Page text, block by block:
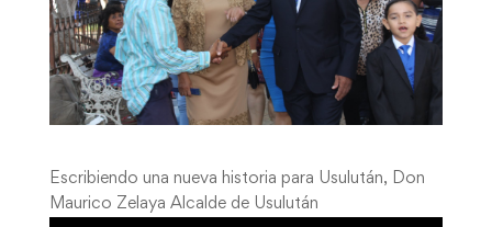
Escribiendo una nueva historia para Usulután, Don
Maurico Zelaya Alcalde de Usulután